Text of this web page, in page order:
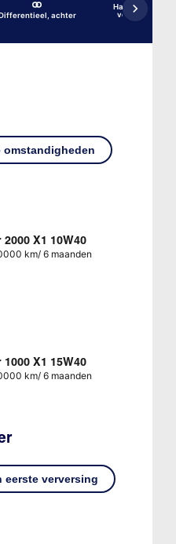
achter
versnellingsbak
M47 5/1
omstandigheden
X1 10W40
km/ 6 maanden
X1 15W40
km/ 6 maanden
eerste verversing